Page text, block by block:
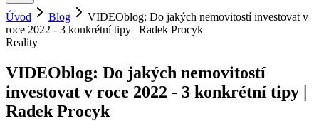
Úvod Blog
VIDEOblog: Do jakých nemovitostí investovat v
roce 2022 - 3 konkrétní tipy | Radek Procyk
Reality
VIDEOblog: Do jakých nemovitostí
investovat v roce 2022 - 3 konkrétní tipy |
Radek Procyk